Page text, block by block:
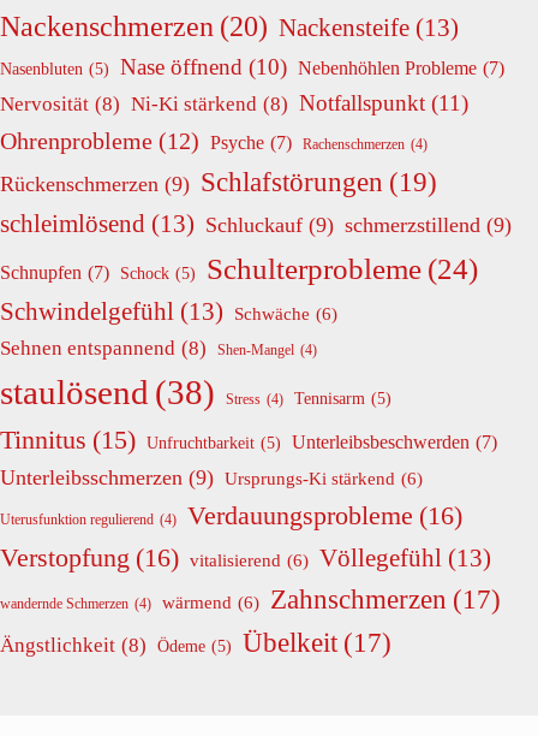
Nackenschmerzen (20) Nackensteife (13)
Nasenbluten (5) Nase öffnend (10) Nebenhöhlen Probleme (7)
Nervosität (8) Ni-Ki stärkend (8) Notfallspunkt (11)
Ohrenprobleme (12) Psyche (7) Rachenschmerzen (4)
Rückenschmerzen (9) Schlafstörungen (19)
schleimlösend (13) Schluckauf (9) schmerzstillend (9)
Schnupfen (7) Schock (5) Schulterprobleme (24)
Schwindelgefühl (13) Schwäche (6)
Sehnen entspannend (8) Shen-Mangel (4)
staulösend (38) Stress (4) Tennisarm (5)
Tinnitus (15) Unfruchtbarkeit (5) Unterleibsbeschwerden (7)
Unterleibsschmerzen (9) Ursprungs-Ki stärkend (6)
Uterusfunktion regulierend (4) Verdauungsprobleme (16)
Verstopfung (16) vitalisierend (6) Völlegefühl (13)
wandernde Schmerzen (4) wärmend (6) Zahnschmerzen (17)
Ängstlichkeit (8) Ödeme (5) Übelkeit (17)